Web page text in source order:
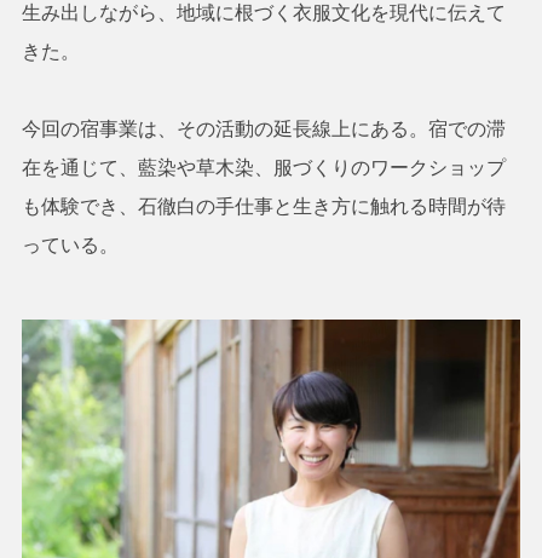
生み出しながら、地域に根づく衣服文化を現代に伝えて
きた。
今回の宿事業は、その活動の延長線上にある。宿での滞
在を通じて、藍染や草木染、服づくりのワークショップ
も体験でき、石徹白の手仕事と生き方に触れる時間が待
っている。